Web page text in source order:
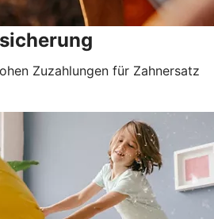
Zuzahlungen für Zahnersatz